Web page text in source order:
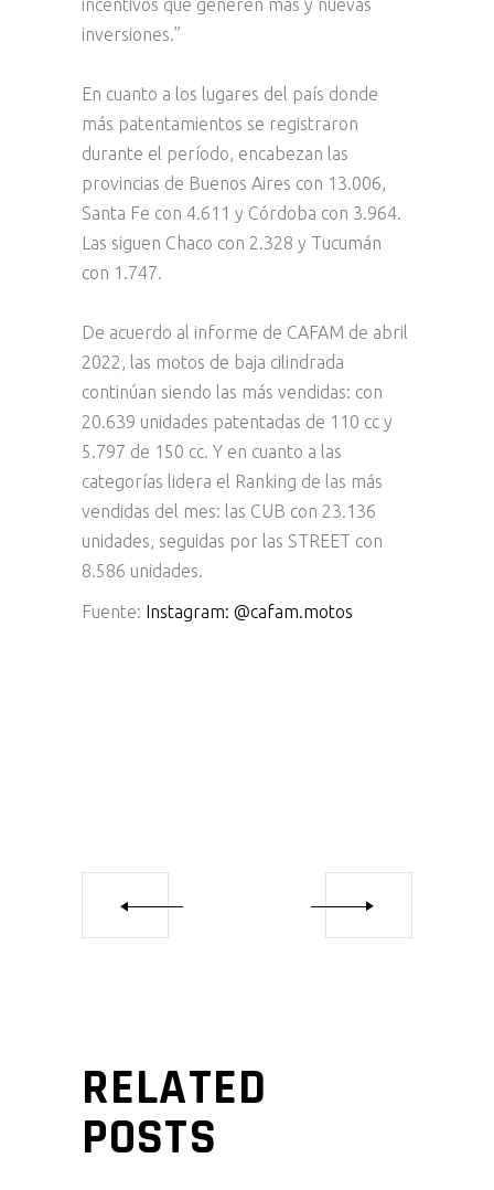
incentivos que generen más y nuevas
inversiones.”
En cuanto a los lugares del país donde
más patentamientos se registraron
durante el período, encabezan las
provincias de Buenos Aires con 13.006,
Santa Fe con 4.611 y Córdoba con 3.964.
Las siguen Chaco con 2.328 y Tucumán
con 1.747.
De acuerdo al informe de CAFAM de abril
2022, las motos de baja cilindrada
continúan siendo las más vendidas: con
20.639 unidades patentadas de 110 cc y
5.797 de 150 cc. Y en cuanto a las
categorías lidera el Ranking de las más
vendidas del mes: las CUB con 23.136
unidades, seguidas por las STREET con
8.586 unidades.
Fuente: Instagram: @cafam.motos
RELATED
POSTS